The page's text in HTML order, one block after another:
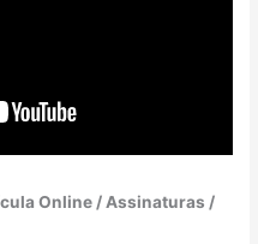
Online / Assinaturas /